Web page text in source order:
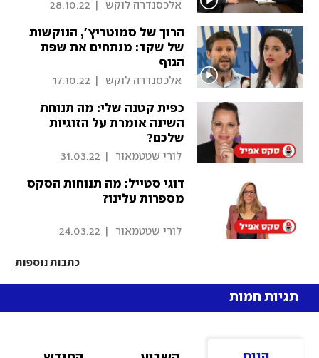
אלכסנדרה לוקש 28.10.22
הרוך של סמוטריץ', הנוקשות
של שקד: מנתחים את שפת
הגוף
אלכסנדרה לוקש 17.10.22
כפית קטנה שלי: מה תנוחת
השינה אומרת על הזוגיות
שלכם?
לורי שטטמאור 31.03.22
דוגי סטייל: מה תנוחות הסקס
מספרות עלינו?
לורי שטטמאור 24.03.22
כתבות נוספות
תגיות חמות